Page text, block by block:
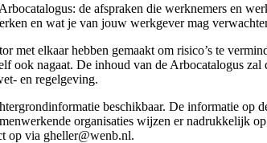
de afspraken die werknemers en
en wat je van jouw werkgever mag
met elkaar hebben gemaakt om risico’s te
ook nagaat. De inhoud van de Arbocatalogus
en regelgeving.
beschikbaar. De informatie op
organisaties wijzen er nadrukkelijk
op via gheller@wenb.nl.